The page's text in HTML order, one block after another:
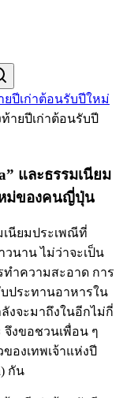
ยปีเก่าต้อนรับปีใหม่
และธรรมเนียม
หม่ของคนญี่ปุ่น
นียมประเพณีที่
นาน ไม่ว่าจะเป็น
ทำความสะอาด การ
ประทานอาหารใน
งจะมาถึงในอีกไม่กี่
จึงขอชวนเพื่อน ๆ
องเทพเจ้าแห่งปี
กัน